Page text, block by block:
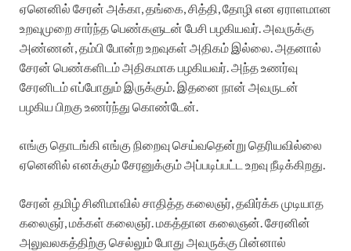
ஏனெனில் சேரன் அக்கா, தங்கை, சித்தி, தோழி என ஏராளமான
உறவுமுறை சார்ந்த பெண்களுடன் பேசி பழகியவர். அவருக்கு
அண்ணன், தம்பி போன்ற உறவுகள் அதிகம் இல்லை. அதனால்
சேரன் பெண்களிடம் அதிகமாக பழகியவர். அந்த உணர்வு
சேரனிடம் எப்போதும் இருக்கும். இதனை நான் அவருடன்
பழகிய பிறகு உணர்ந்து கொண்டேன்.
எங்கு தொடங்கி எங்கு நிறைவு செய்வதென்று தெரியவில்லை
ஏனெனில் எனக்கும் சேரனுக்கும் அப்படிப்பட்ட உறவு நீடிக்கிறது.
சேரன் தமிழ் சினிமாவில் சாதித்த கலைஞர், தவிர்க்க முடியாத
கலைஞர், மக்கள் கலைஞர். மகத்தான கலைஞன். சேரனின்
அலுவலகத்திற்கு செல்லும் போது அவருக்கு பின்னால்